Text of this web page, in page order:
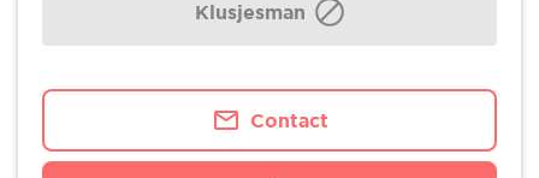
Klusjesman
Contact